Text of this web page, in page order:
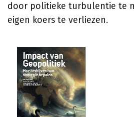
door politieke turbulentie te
eigen koers te verliezen.